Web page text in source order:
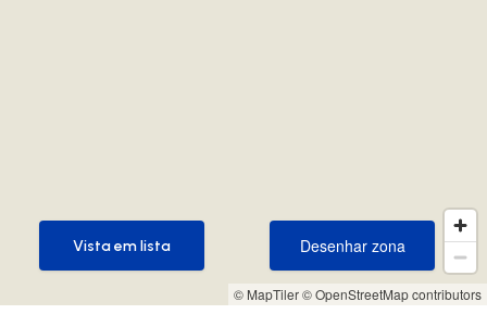
© MapTiler© OpenStreetMap contributors
Desenhar zona
Desenhar zona
Vista em lista
Vista em lista